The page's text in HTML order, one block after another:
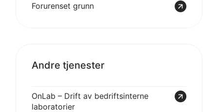
Forurenset grunn
Andre tjenester
OnLab – Drift av bedrifts­interne
laboratorier